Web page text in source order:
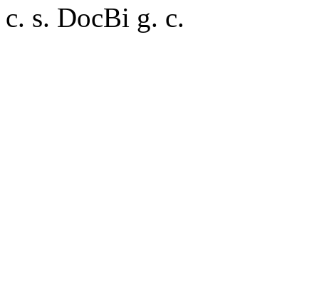
c. s. DocBi g. c.